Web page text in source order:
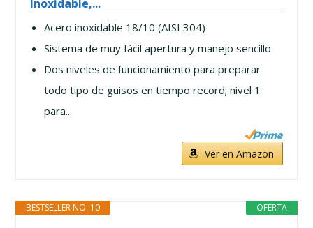
Inoxidable,...
Acero inoxidable 18/10 (AISI 304)
Sistema de muy fácil apertura y manejo sencillo
Dos niveles de funcionamiento para preparar
todo tipo de guisos en tiempo record; nivel 1
para...
Ver en Amazon
OFERTA
BESTSELLER NO. 10